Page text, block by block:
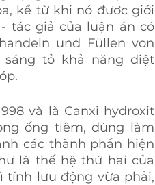
kể từ khi nó được giới
tác giả của luận án có
und Füllen von
sáng tỏ khả năng diệt
và là Canxi hydroxit
ống tiêm, dùng làm
các thành phần hiện
là thế hệ thứ hai của
tính lưu động vừa phải,